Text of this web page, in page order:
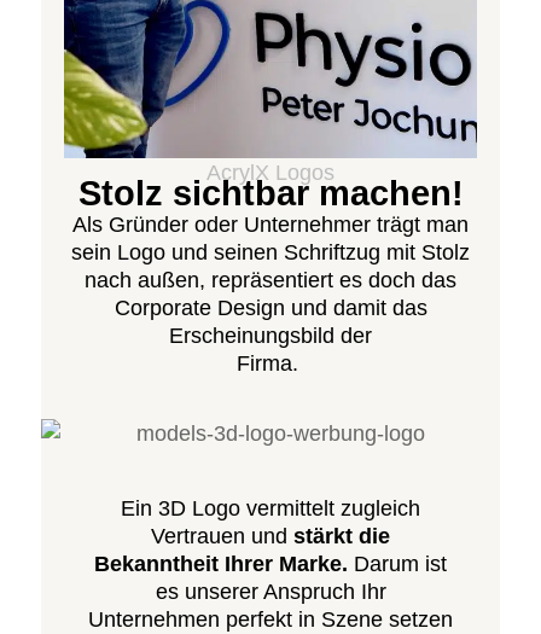
AcrylX Logos
Stolz sichtbar machen!
Als Gründer oder Unternehmer trägt man
sein Logo und seinen Schriftzug mit Stolz
nach außen, repräsentiert es doch das
Corporate Design und damit das
Erscheinungsbild der
Firma.
Ein 3D Logo vermittelt zugleich
Vertrauen und stärkt die
Bekanntheit Ihrer Marke. Darum ist
es unserer Anspruch Ihr
Unternehmen perfekt in Szene setzen